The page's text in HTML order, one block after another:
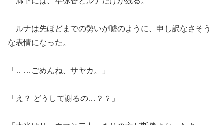
ルナは先ほどまでの勢いが嘘のように、申し訳なさそう
な表情になった。
「……ごめんね、サヤカ。」
「え？ どうして謝るの…？？」